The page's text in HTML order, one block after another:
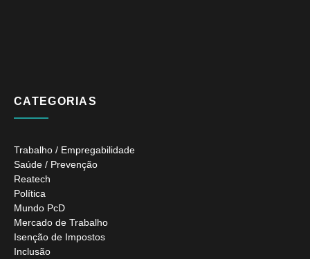
CATEGORIAS
Trabalho / Empregabilidade
Saúde / Prevenção
Reatech
Política
Mundo PcD
Mercado de Trabalho
Isenção de Impostos
Inclusão